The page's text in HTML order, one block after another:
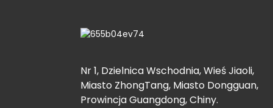
Nr 1, Dzielnica Wschodnia, Wieś Jiaoli,
Miasto ZhongTang, Miasto Dongguan,
Prowincja Guangdong, Chiny.